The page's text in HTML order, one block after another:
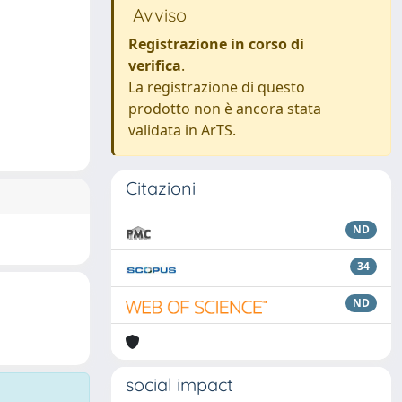
Avviso
Registrazione in corso di
verifica.
La registrazione di questo
prodotto non è ancora stata
validata in ArTS.
Citazioni
ND
34
ND
social impact